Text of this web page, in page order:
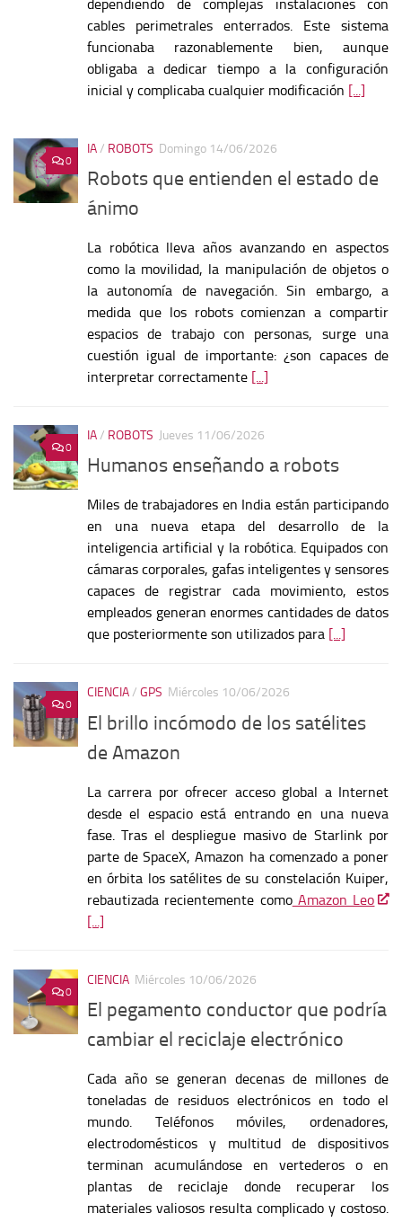
dependiendo de complejas instalaciones con
cables perimetrales enterrados. Este sistema
funcionaba razonablemente bien, aunque
obligaba a dedicar tiempo a la configuración
inicial y complicaba cualquier modificación [...]
0
IA/ ROBOTS Domingo 14/06/2026
Robots que entienden el estado de
ánimo
La robótica lleva años avanzando en aspectos
como la movilidad, la manipulación de objetos o
la autonomía de navegación. Sin embargo, a
medida que los robots comienzan a compartir
espacios de trabajo con personas, surge una
cuestión igual de importante: ¿son capaces de
interpretar correctamente [...]
0
IA/ ROBOTS Jueves 11/06/2026
Humanos enseñando a robots
Miles de trabajadores en India están participando
en una nueva etapa del desarrollo de la
inteligencia artificial y la robótica. Equipados con
cámaras corporales, gafas inteligentes y sensores
capaces de registrar cada movimiento, estos
empleados generan enormes cantidades de datos
que posteriormente son utilizados para [...]
0
CIENCIA/ GPS Miércoles 10/06/2026
El brillo incómodo de los satélites
de Amazon
La carrera por ofrecer acceso global a Internet
desde el espacio está entrando en una nueva
fase. Tras el despliegue masivo de Starlink por
parte de SpaceX, Amazon ha comenzado a poner
en órbita los satélites de su constelación Kuiper,
rebautizada recientemente comoAmazon Leo
[...]
0
CIENCIA Miércoles 10/06/2026
El pegamento conductor que podría
cambiar el reciclaje electrónico
Cada año se generan decenas de millones de
toneladas de residuos electrónicos en todo el
mundo. Teléfonos móviles, ordenadores,
electrodomésticos y multitud de dispositivos
terminan acumulándose en vertederos o en
plantas de reciclaje donde recuperar los
materiales valiosos resulta complicado y costoso.